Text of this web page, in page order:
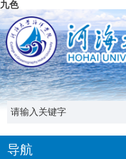
九色
导航